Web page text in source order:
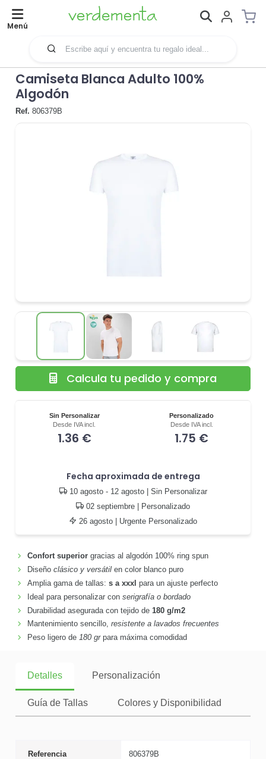
Menú
Camiseta Blanca Adulto 100%
Algodón
Ref. 806379B
Sin Personalizar
Desde IVA incl.
1.36 €
Personalizado
Desde IVA incl.
1.75 €
Fecha aproximada de entrega
10 agosto - 12 agosto| Sin Personalizar
02 septiembre | Personalizado
26 agosto | Urgente Personalizado
Calcula tu pedido y compra
Confort superiorgracias al algodón 100% ring spun
Diseño clásico y versátilen color blanco puro
Amplia gama de tallas: s a xxxl para un ajuste perfecto
Ideal para personalizar con serigrafía o bordado
Durabilidad asegurada con tejido de 180 g/m2
Mantenimiento sencillo, resistente a lavados frecuentes
Peso ligero de 180 grpara máxima comodidad
Detalles Personalización
Guía de Tallas Colores y Disponibilidad
Referencia 806379B